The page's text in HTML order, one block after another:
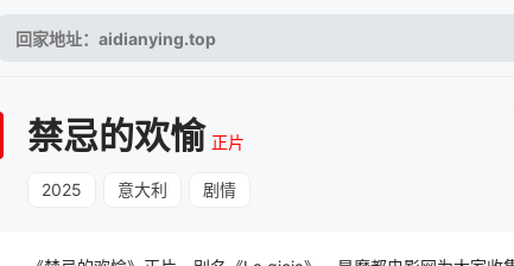
禁忌的欢愉 正片
2025 意大利 剧情